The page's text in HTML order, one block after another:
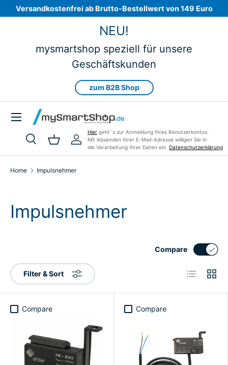
Skip to content
Versandkostenfrei ab Brutto-Bestellwert von 149 Euro
NEU!
mysmartshop speziell für unsere
Geschäftskunden
zum B2B Shop
Search
Product type
SearchBasketLog in
Hier geht´s zur Anmeldung Ihres Benutzerkontos.
Mit Absenden Ihrer E-Mail-Adresse willigen Sie in
die Verarbeitung Ihrer Daten ein. Datenschutzerklärung
Menu
Home Impulsnehmer
Impulsnehmer
Filter & Sort
Compare
List Grid
Compare Compare